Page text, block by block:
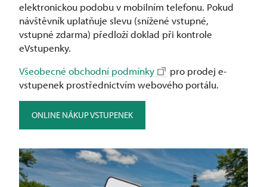
elektronickou podobu v mobilním telefonu. Pokud
návštěvník uplatňuje slevu (snížené vstupné,
vstupné zdarma) předloží doklad při kontrole
eVstupenky.
Všeobecné obchodní podmínky
pro prodej e-
vstupenek prostřednictvím webového portálu.
ONLINE NÁKUP VSTUPENEK